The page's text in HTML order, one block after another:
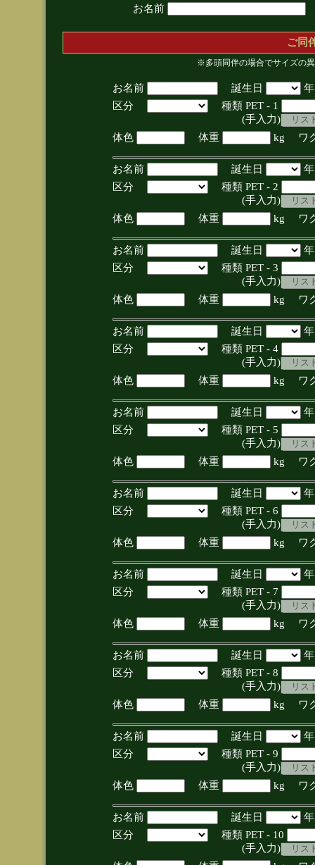
お名前
ご同
※多頭同伴の場合でサイズの
お名前 誕生日
区分
種類 PET - 1
(手入力)
体色
体重 kg ワ
お名前 誕生日
区分
種類 PET - 2
(手入力)
体色
体重 kg ワ
お名前 誕生日
区分
種類 PET - 3
(手入力)
体色
体重 kg ワ
お名前 誕生日
区分
種類 PET - 4
(手入力)
体色
体重 kg ワ
お名前 誕生日
区分
種類 PET - 5
(手入力)
体色
体重 kg ワ
お名前 誕生日
区分
種類 PET - 6
(手入力)
体色
体重 kg ワ
お名前 誕生日
区分
種類 PET - 7
(手入力)
体色
体重 kg ワ
お名前 誕生日
区分
種類 PET - 8
(手入力)
体色
体重 kg ワ
お名前 誕生日
区分
種類 PET - 9
(手入力)
体色
体重 kg ワ
お名前 誕生日
区分
種類 PET - 10
(手入力)